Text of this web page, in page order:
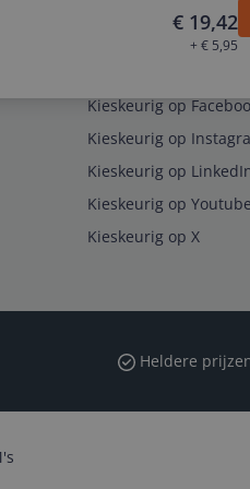
€ 19,42
+ € 5,95
Kieskeurig op
Kieskeurig op
Kieskeurig op
Kieskeurig op Youtube
Kieskeurig op X
Heldere